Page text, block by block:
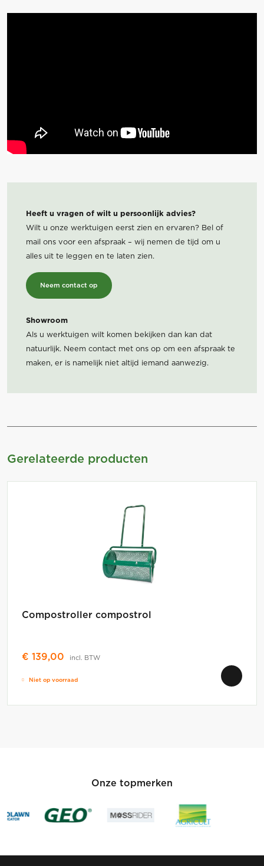
Heeft u vragen of wilt u persoonlijk advies?
Wilt u onze werktuigen eerst zien en ervaren? Bel of
mail ons voor een afspraak – wij nemen de tijd om u
alles uit te leggen en te laten zien.
Neem contact op
Showroom
Als u werktuigen wilt komen bekijken dan kan dat
natuurlijk. Neem contact met ons op om een afspraak te
maken, er is namelijk niet altijd iemand aanwezig.
Gerelateerde producten
Compostroller compostrol
€ 139,00 incl. BTW
Niet op voorraad
Onze topmerken